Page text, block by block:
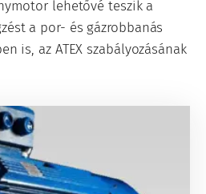
lehetővé teszik a
a por- és gázrobbanás
is, az ATEX szabályozásának